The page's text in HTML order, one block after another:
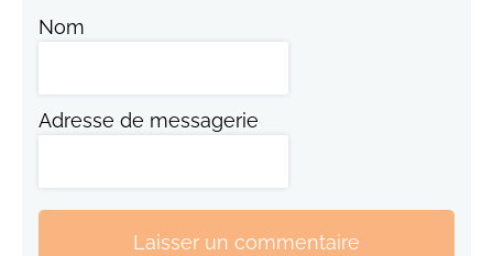
Nom
Adresse de messagerie
Laisser un commentaire